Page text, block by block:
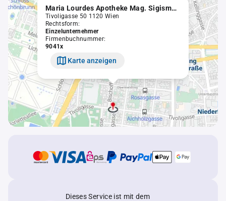
Maria Lourdes Apotheke Mag. Sigismund Mittelbach
Tivoligasse 50 1120 Wien
Rechtsform:
Einzelunternehmer
Firmenbuchnummer:
9041x
Karte anzeigen
Dieses Service ist mit dem